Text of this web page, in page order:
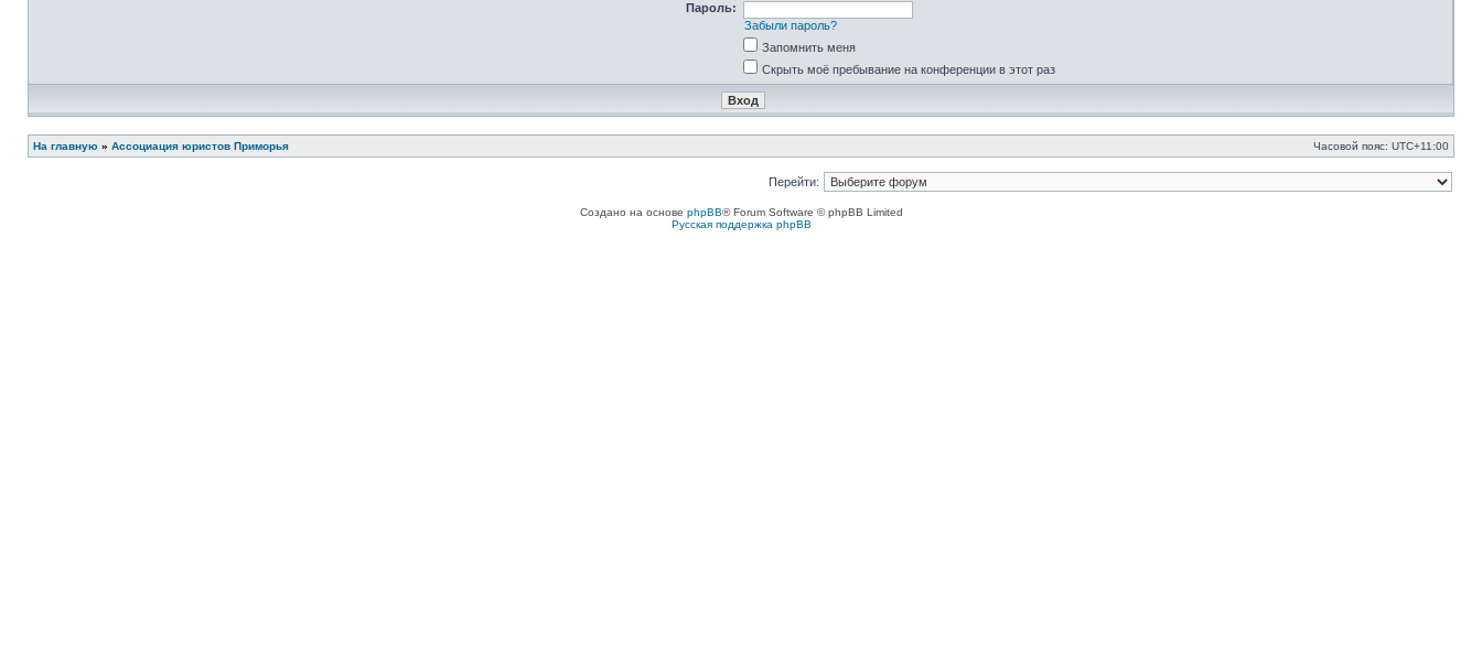
Пароль:
Забыли пароль?
Запомнить меня
Скрыть моё пребывание на конференции в этот раз
На главную » Ассоциация юристов Приморья Часовой пояс: UTC+11:00
Перейти:
Создано на основе phpBB® Forum Software © phpBB Limited
Русская поддержка phpBB